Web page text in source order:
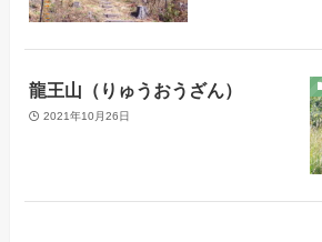
龍王山（りゅうおうざん）
2021年10月26日